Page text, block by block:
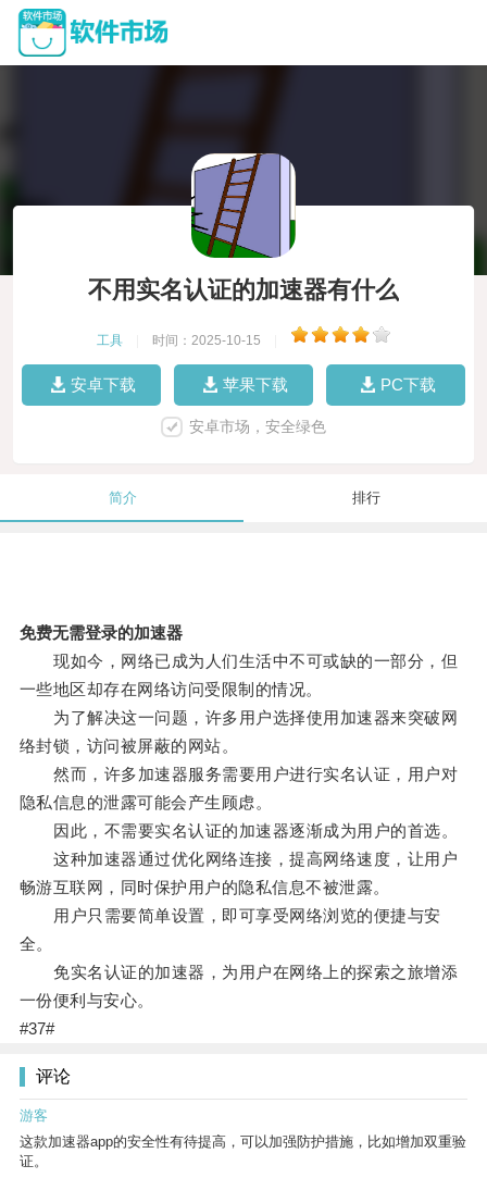
不用实名认证的加速器有什么
工具 时间：2025-10-15
安卓下载 苹果下载 PC下载
安卓市场，安全绿色
简介 排行
免费无需登录的加速器
现如今，网络已成为人们生活中不可或缺的一部分，但
一些地区却存在网络访问受限制的情况。
为了解决这一问题，许多用户选择使用加速器来突破网
络封锁，访问被屏蔽的网站。
然而，许多加速器服务需要用户进行实名认证，用户对
隐私信息的泄露可能会产生顾虑。
因此，不需要实名认证的加速器逐渐成为用户的首选。
这种加速器通过优化网络连接，提高网络速度，让用户
畅游互联网，同时保护用户的隐私信息不被泄露。
用户只需要简单设置，即可享受网络浏览的便捷与安
全。
免实名认证的加速器，为用户在网络上的探索之旅增添
一份便利与安心。
#37#
评论
游客
这款加速器app的安全性有待提高，可以加强防护措施，比如增加双重验
证。